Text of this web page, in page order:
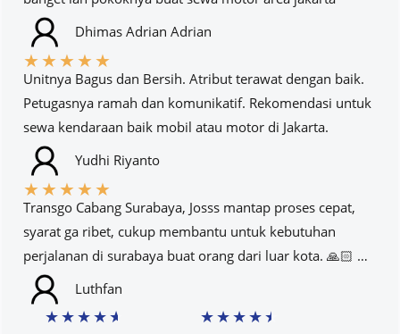
Dhimas Adrian Adrian
★★★★★
Unitnya Bagus dan Bersih. Atribut terawat dengan baik.
Petugasnya ramah dan komunikatif. Rekomendasi untuk
sewa kendaraan baik mobil atau motor di Jakarta.
Yudhi Riyanto
★★★★★
Transgo Cabang Surabaya, Josss mantap proses cepat,
syarat ga ribet, cukup membantu untuk kebutuhan
perjalanan di surabaya buat orang dari luar kota. 🙏🏻 …
Luthfan
★★★★★ ★★★★★